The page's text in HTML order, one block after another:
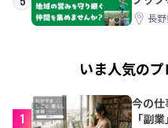
間を集
長
いま人気の
1
今の仕
「副